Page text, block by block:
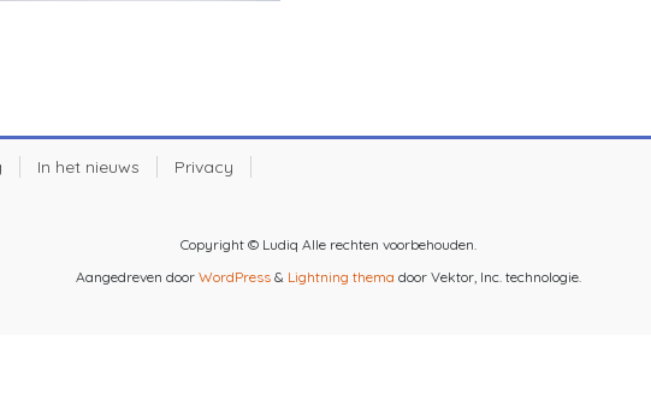
In het nieuws Privacy
Copyright © Ludiq Alle rechten voorbehouden.
Aangedreven door WordPress & Lightning thema door Vektor, Inc. technologie.